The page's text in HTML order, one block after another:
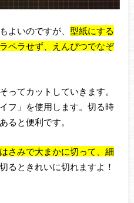
よいのですが、 型紙にする
ペラせず、えんぴつでなぞ
ってカットしていきます。
フ」を使用します。切る時
ると便利です。
さみで大まかに切って、細
るときれいに切れますよ！